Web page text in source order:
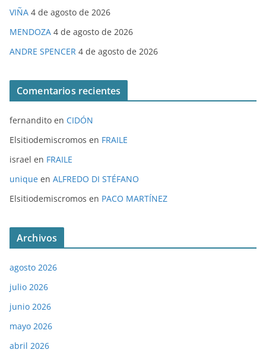
VIÑA 4 de agosto de 2026
MENDOZA 4 de agosto de 2026
ANDRE SPENCER 4 de agosto de 2026
Comentarios recientes
fernandito en CIDÓN
Elsitiodemiscromos en FRAILE
israel en FRAILE
unique en ALFREDO DI STÉFANO
Elsitiodemiscromos en PACO MARTÍNEZ
Archivos
agosto 2026
julio 2026
junio 2026
mayo 2026
abril 2026